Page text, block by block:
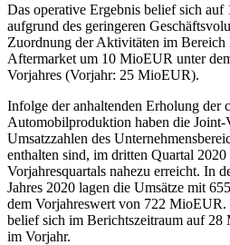
Das operative Ergebnis belief sich
aufgrund des geringeren
Zuordnung der Aktivitäten im
Aftermarket um 10 MioEUR unter
Vorjahres (Vorjahr: 25 MioEUR).
Infolge der anhaltenden Erholung der
Automobilproduktion haben die Joint-
Umsatzzahlen des
enthalten sind, im dritten Quartal 2020
Vorjahresquartals nahezu erreicht. In
Jahres 2020 lagen die Umsätze mit
dem Vorjahreswert von 722 MioEUR.
belief sich im Berichtszeitraum auf
im Vorjahr.